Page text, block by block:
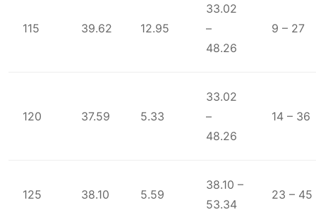
115 39.62 12.95
33.02
–
48.26
9 – 27
120 37.59 5.33
33.02
–
48.26
14 – 36
125 38.10 5.59
38.10 –
53.34
23 – 45